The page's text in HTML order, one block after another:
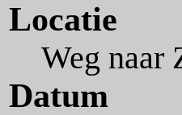
Locatie
Weg naar
Datum